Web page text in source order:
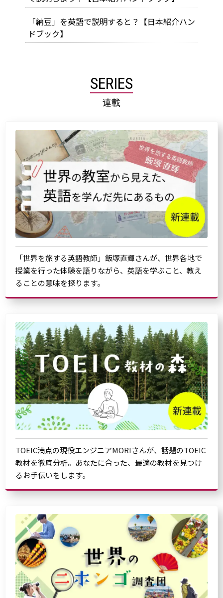
「納豆」を英語で説明すると？【日本紹介ハン
ドブック】
SERIES
連載
「世界を旅する英語教師」飯塚直輝さんが、世界各地で
授業を行った体験を語りながら、英語を学ぶこと、教え
ることの意味を探ります。
TOEIC満点の現役エンジニアMORIさんが、話題のTOEIC
教材を徹底分析。あなたに合った、最適の教材を見つけ
るお手伝いをします。